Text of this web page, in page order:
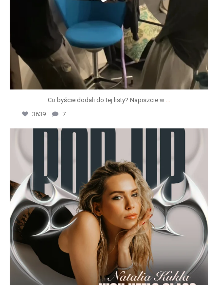
Co byście dodali do tej listy? Napiszcie w
3639
7
Lip 23